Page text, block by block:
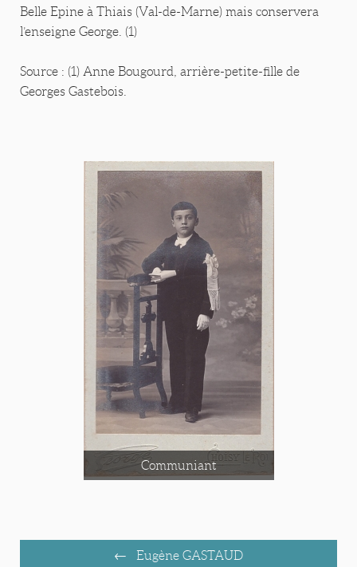
Belle Epine à Thiais (Val-de-Marne) mais conservera
l’enseigne George. (1)
Source : (1) Anne Bougourd, arrière-petite-fille de
Georges Gastebois.
Communiant
Eugène GASTAUD